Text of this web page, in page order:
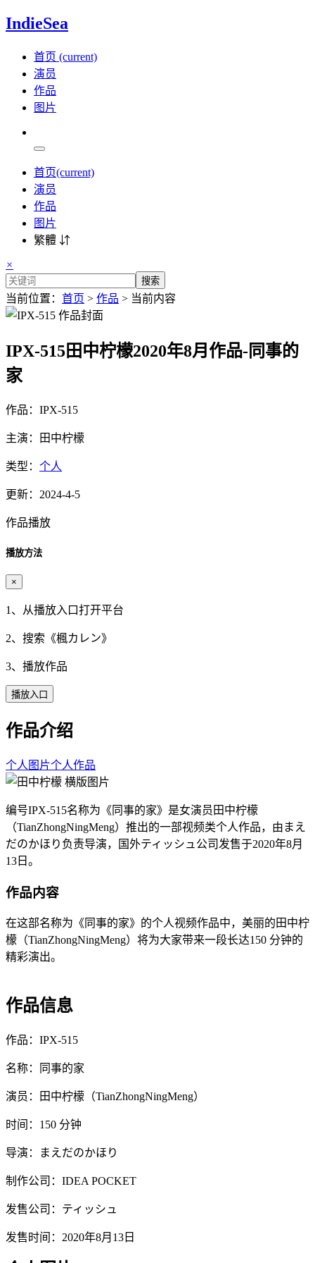
IndieSea
首页 (current)
演员
作品
图片
首页(current)
演员
作品
图片
繁體 ⇵
×
搜索
当前位置： 首页 > 作品 > 当前内容
IPX-515田中柠檬2020年8月作品-同事的
家
作品：IPX-515
主演：田中柠檬
类型： 个人
更新：2024-4-5
作品播放
播放方法
×
1、从播放入口打开平台
2、搜索《楓カレン》
3、播放作品
播放入口
作品介绍
个人图片个人作品
编号IPX-515名称为《同事的家》是女演员田中柠檬
（TianZhongNingMeng）推出的一部视频类个人作品，由まえ
だのかほり负责导演，国外ティッシュ公司发售于2020年8月
13日。
作品内容
在这部名称为《同事的家》的个人视频作品中，美丽的田中柠
檬（TianZhongNingMeng）将为大家带来一段长达150 分钟的
精彩演出。
作品信息
作品：IPX-515
名称：同事的家
演员：田中柠檬（TianZhongNingMeng）
时间：150 分钟
导演：まえだのかほり
制作公司：IDEA POCKET
发售公司：ティッシュ
发售时间：2020年8月13日